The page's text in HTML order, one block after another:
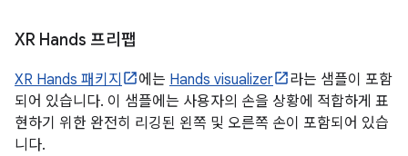
XR Hands 프리팹
XR Hands 패키지 에는 Hands visualizer
라는 샘플이 포함
되어 있습니다. 이 샘플에는 사용자의 손을 상황에 적합하게 표
현하기 위한 완전히 리깅된 왼쪽 및 오른쪽 손이 포함되어 있습
니다.